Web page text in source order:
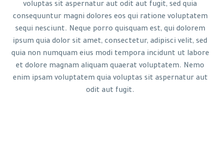
voluptas sit aspernatur aut odit aut fugit, sed quia
consequuntur magni dolores eos qui ratione voluptatem
sequi nesciunt. Neque porro quisquam est, qui dolorem
ipsum quia dolor sit amet, consectetur, adipisci velit, sed
quia non numquam eius modi tempora incidunt ut labore
et dolore magnam aliquam quaerat voluptatem. Nemo
enim ipsam voluptatem quia voluptas sit aspernatur aut
odit aut fugit.